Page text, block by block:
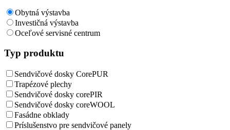
Obytná výstavba
Investičná výstavba
Oceľové servisné centrum
Typ produktu
Sendvičové dosky CorePUR
Trapézové plechy
Sendvičové dosky corePIR
Sendvičové dosky coreWOOL
Fasádne obklady
Príslušenstvo pre sendvičové panely